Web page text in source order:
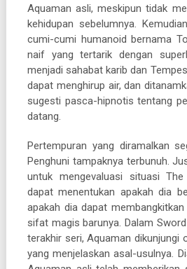
Aquaman asli, meskipun tidak
kehidupan sebelumnya.
cumi-cumi humanoid bernama
naif yang tertarik dengan
menjadi sahabat karib dan
dapat menghirup air, dan
sugesti pasca-hipnotis tentang
datang.
Pertempuran yang diramalkan
Penghuni tampaknya terbunuh.
untuk mengevaluasi situasi
dapat menentukan apakah dia
apakah dia dapat
sifat magis barunya. Dalam
terakhir seri, Aquaman dikunjungi
yang menjelaskan asal-usulnya.